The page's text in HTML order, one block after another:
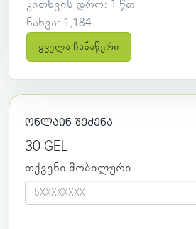
კითხვის დრო: 1 წთ
ნახვა: 1,184
ყველა ჩანაწერი
ონლაინ შეძენა
30 GEL
თქვენი მობილური